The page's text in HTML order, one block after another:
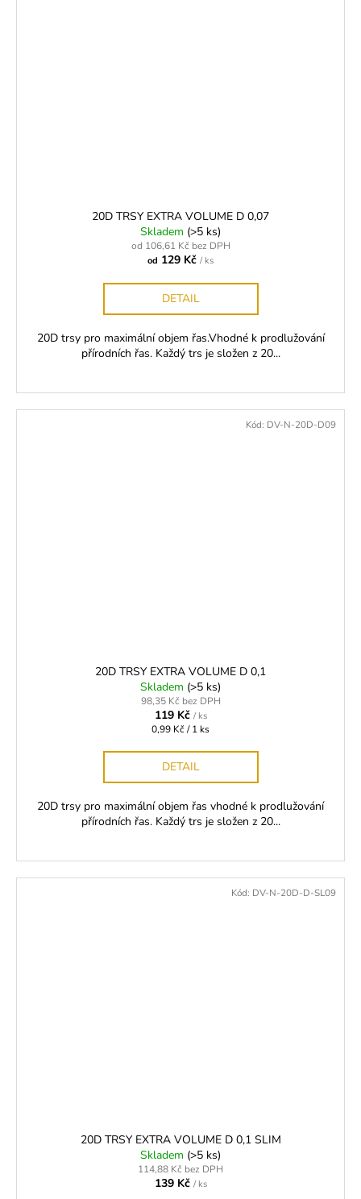
20D TRSY EXTRA VOLUME D 0,07
Skladem (>5 ks)
od 106,61 Kč bez DPH
od 129 Kč / ks
DETAIL
20D trsy pro maximální objem řas.Vhodné k prodlužování
přírodních řas. Každý trs je složen z 20...
20D TRSY EXTRA VOLUME D 0,1
Skladem (>5 ks)
98,35 Kč bez DPH
119 Kč / ks
Měrná
0,99 Kč / 1 ks
DETAIL
20D trsy pro maximální objem řas vhodné k prodlužování
přírodních řas. Každý trs je složen z 20...
Kód: DV-N-20D-D09
20D TRSY EXTRA VOLUME D 0,1 SLIM
Skladem (>5 ks)
114,88 Kč bez DPH
139 Kč / ks
Kód: DV-N-20D-D-SL09